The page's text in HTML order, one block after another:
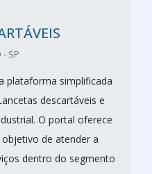
- SP
plataforma simplificada
descartáveis e
O portal oferece
de atender a
dentro do segmento